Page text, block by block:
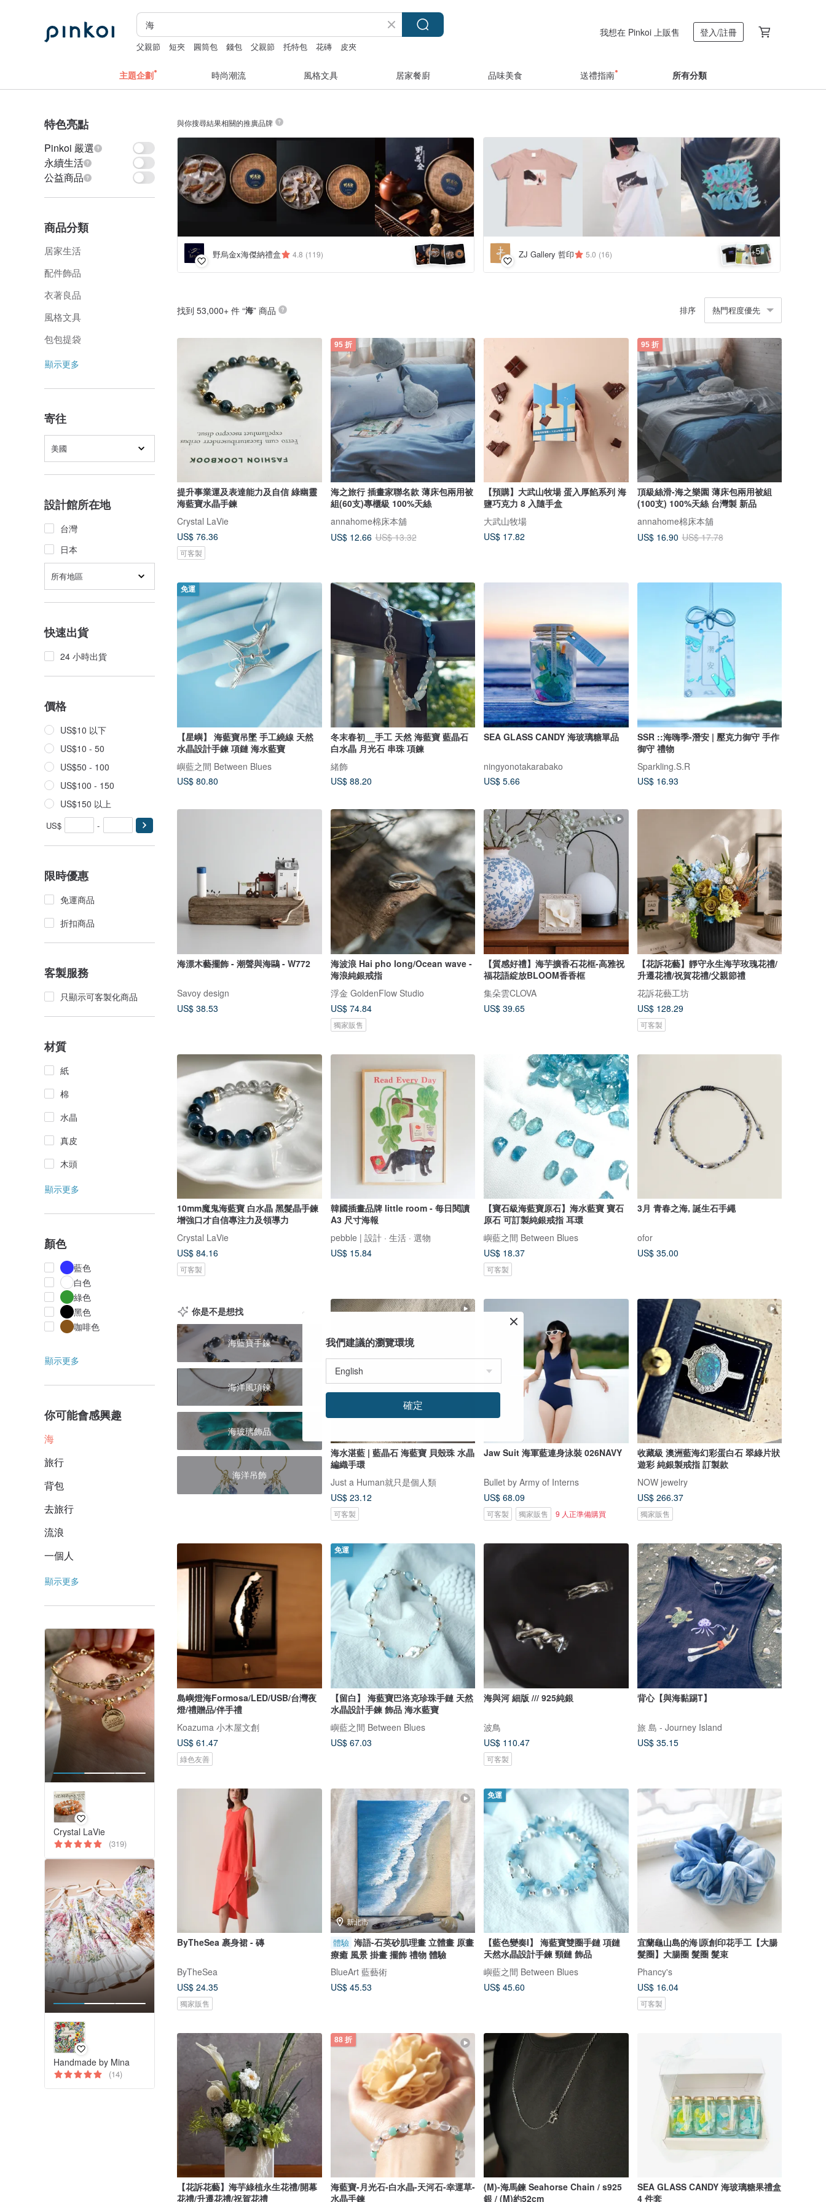
父親節 短夾 圓筒包 錢包 父親節 托特包 花磚 皮夾
我想在 Pinkoi 上販售 登入/註冊
主題企劃 時尚潮流 風格文具 居家餐廚 品味美食 送禮指南 所有分類
特色亮點
Pinkoi 嚴選
永續生活
公益商品
商品分類
居家生活
配件飾品
衣著良品
風格文具
包包提袋
顯示更多
寄往
美國
設計館所在地
台灣
日本
所有地區
快速出貨
24 小時出貨
價格
US$10 以下
US$10 - 50
US$50 - 100
US$100 - 150
US$150 以上
US$ -
限時優惠
免運商品
折扣商品
客製服務
只顯示可客製化商品
材質
紙
棉
水晶
真皮
木頭
顯示更多
顏色
藍色
白色
綠色
黑色
咖啡色
顯示更多
你可能會感興趣
海
旅行
背包
去旅行
流浪
一個人
顯示更多
Crystal LaVie
(319)
Handmade by Mina
(14)
與你搜尋結果相關的推廣品牌
野烏金x海傑納禮盒 4.8 (119) ZJ Gallery 哲印 5.0 (16) +5
找到 53,000+ 件 “海” 商品 排序 熱門程度優先
提升事業運及表達能力及自信 綠幽靈
海藍寶水晶手鍊
Crystal LaVie
US$ 76.36
可客製
95 折
海之旅行 插畫家聯名款 薄床包兩用被
組(60支)專櫃級 100%天絲
annahome棉床本舖
US$ 12.66 US$ 13.32
【預購】大武山牧場 蛋入厚餡系列 海
鹽巧克力 8 入隨手盒
大武山牧場
US$ 17.82
95 折
頂級絲滑-海之樂園 薄床包兩用被組
(100支) 100%天絲 台灣製 新品
annahome棉床本舖
US$ 16.90 US$ 17.78
免運
【星嶼】 海藍寶吊墜 手工繞線 天然
水晶設計手鍊 項鏈 海水藍寶
嶼藍之間 Between Blues
US$ 80.80
冬末春初__手工 天然 海藍寶 藍晶石
白水晶 月光石 串珠 項鍊
緒飾
US$ 88.20
SEA GLASS CANDY 海玻璃糖單品
ningyonotakarabako
US$ 5.66
SSR ::海嗨季-潛安 | 壓克力御守 手作
御守 禮物
Sparkling.S.R
US$ 16.93
海漂木藝擺飾 - 潮聲與海鷗 - W772
Savoy design
US$ 38.53
海波浪 Hai pho long/Ocean wave -
海浪純銀戒指
浮金 GoldenFlow Studio
US$ 74.84
獨家販售
【質感好禮】海芋擴香石花框-高雅祝
福花語綻放BLOOM香香框
集朵雲CLOVA
US$ 39.65
【花訴花藝】靜守永生海芋玫瑰花禮/
升遷花禮/祝賀花禮/父親節禮
花訴花藝工坊
US$ 128.29
可客製
10mm魔鬼海藍寶 白水晶 黑髮晶手鍊
增強口才自信專注力及領導力
Crystal LaVie
US$ 84.16
可客製
韓國插畫品牌 little room - 每日閱讀
A3 尺寸海報
pebble | 設計 · 生活 · 選物
US$ 15.84
【寶石級海藍寶原石】海水藍寶 寶石
原石 可訂製純銀戒指 耳環
嶼藍之間 Between Blues
US$ 18.37
可客製
3月 青春之海, 誕生石手繩
ofor
US$ 35.00
你是不是想找
海藍寶手鍊
海洋風項鍊
海玻璃飾品
海洋吊飾
海水湛藍 | 藍晶石 海藍寶 貝殼珠 水晶
編織手環
Just a Human就只是個人類
US$ 23.12
可客製
Jaw Suit 海軍藍連身泳裝 026NAVY
Bullet by Army of Interns
US$ 68.09
可客製 獨家販售 9 人正準備購買
收藏級 澳洲藍海幻彩蛋白石 翠綠片狀
遊彩 純銀製戒指 訂製款
NOW jewelry
US$ 266.37
獨家販售
島嶼燈海Formosa/LED/USB/台灣夜
燈/禮贈品/伴手禮
Koazuma 小木屋文創
US$ 61.47
綠色友善
免運
【留白】 海藍寶巴洛克珍珠手鏈 天然
水晶設計手鍊 飾品 海水藍寶
嶼藍之間 Between Blues
US$ 67.03
海與河 細版 /// 925純銀
波鳥
US$ 110.47
可客製
背心【與海黏踢T】
旅 島 - Journey Island
US$ 35.15
ByTheSea 裹身裙 - 磚
ByTheSea
US$ 24.35
獨家販售
新北市
體驗 海語-石英砂肌理畫 立體畫 原畫
療癒 風景 掛畫 擺飾 禮物 體驗
BlueArt 藍藝術
US$ 45.53
免運
【藍色變奏I】 海藍寶雙圈手鏈 項鏈
天然水晶設計手鍊 頸鏈 飾品
嶼藍之間 Between Blues
US$ 45.60
宜蘭龜山島的海∣原創印花手工【大腸
髮圈】大腸圈 髮圈 髮束
Phancy's
US$ 16.04
可客製
【花訴花藝】海芋綠植永生花禮/開幕
花禮/升遷花禮/祝賀花禮
88 折
海藍寶-月光石-白水晶-天河石-幸運草-
水晶手鍊
(M)-海馬鍊 Seahorse Chain / s925
銀 / (M)約52cm
SEA GLASS CANDY 海玻璃糖果禮盒
4 件套
我們建議的瀏覽環境
確定